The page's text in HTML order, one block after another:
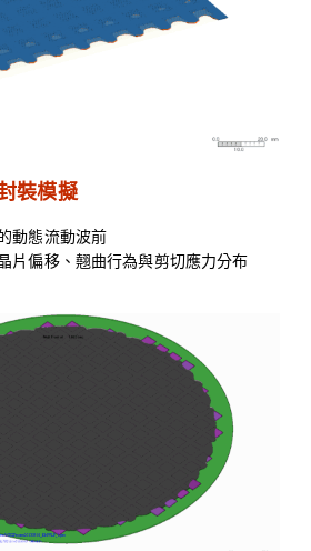
裝模擬
動態流動波前
片偏移、翹曲行為與剪切應力分布